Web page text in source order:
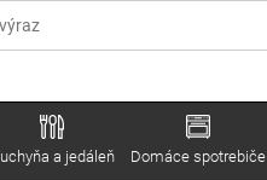
a jedáleň Domáce spotrebiče